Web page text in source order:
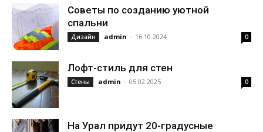
Советы по созданию уютной
спальни
Дизайн admin - 16.10.2024 0
Лофт-стиль для стен
Стены admin - 05.02.2025 0
На Урал придут 20-градусные